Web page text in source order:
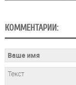
КОММЕНТАРИИ: